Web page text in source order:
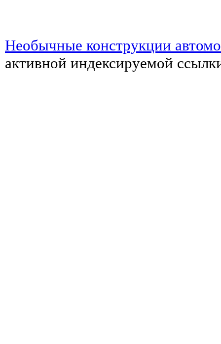
Необычные конструкции
активной индексируемой